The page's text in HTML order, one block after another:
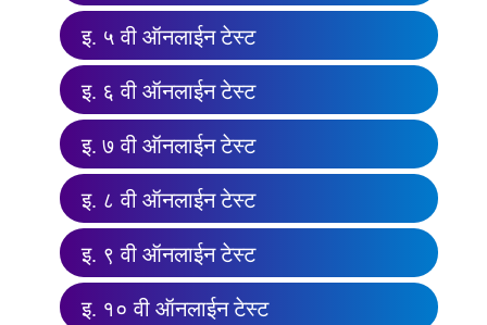
इ. ५ वी ऑनलाईन टेस्ट
इ. ६ वी ऑनलाईन टेस्ट
इ. ७ वी ऑनलाईन टेस्ट
इ. ८ वी ऑनलाईन टेस्ट
इ. ९ वी ऑनलाईन टेस्ट
इ. १० वी ऑनलाईन टेस्ट